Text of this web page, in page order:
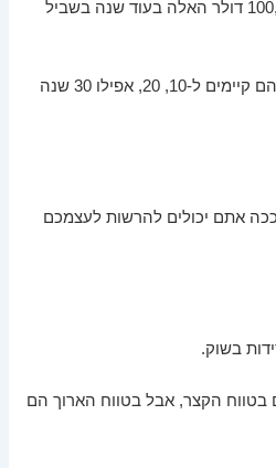
האם אתם צריכים את ה-100,000 דולר האלה בעוד שנה בשביל
או שאתם מתכננים לשכוח שהם קיימים ל-10, 20, אפילו 30 שנה
אתם יכולים להרשות לעצמכם
בשוק.
בטווח הקצר, אבל בטווח הארוך הם